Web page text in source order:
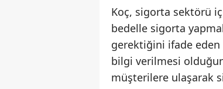
Koç, sigorta sektörü
bedelle sigorta
gerektiğini ifade eden
bilgi verilmesi
müşterilere ulaşarak